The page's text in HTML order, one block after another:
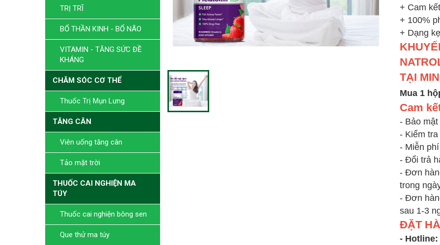
+ Cam
+ 100%
+ Dạng
TẠI
Mua 1
Cam
- Bảo
- Kiểm
- Miễn
- Đổi trả
- Đơn
trong
- Đơn
sau 1-3
ĐẶT
- Hotline:
TRỊ TRĨ
BỔ THẦN KINH - BỔ NÃO
VITAMIN - TĂNG SỨC ĐỀ
KHÁNG
CHĂM SÓC CƠ THỂ
Thuốc Trị Mụn Lưng
TĂNG CÂN
Viên uống tăng cân
Tảo mặt trời
THUỐC CAI NGHIỆN MA
TÚY
Thuốc cai nghiện bông sen
Que thử ma túy